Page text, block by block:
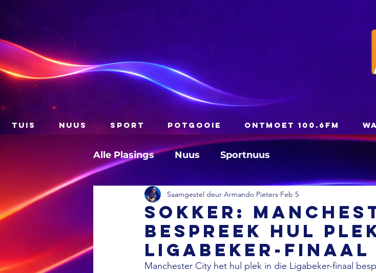
TUIS NUUS SPORT POTGOOIE ONTMOET 100.6FM
Alle Plasings Nuus Sportnuus
SOKKER:
bespreek hul
Ligabeker-finaal
Saamgestel deur Armando Pieters Feb 5
Manchester City het hul plek in die Ligabeker-finaal